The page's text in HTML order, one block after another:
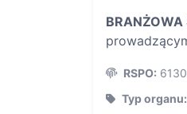
BRANŻOWA
RSPO:
Typ organu: